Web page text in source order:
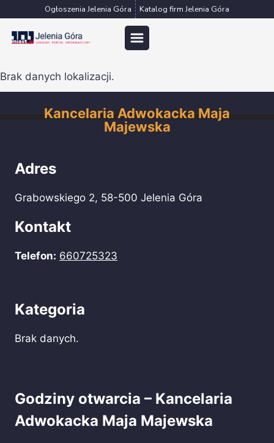
do
treści
Ogłoszenia Jelenia Góra Katalog firm Jelenia Góra
Brak danych lokalizacji.
Kancelaria Adwokacka Maja
Majewska
Adres
Grabowskiego 2, 58-500 Jelenia Góra
Kontakt
Telefon: 660725323
Kategoria
Brak danych.
Godziny otwarcia – Kancelaria
Adwokacka Maja Majewska